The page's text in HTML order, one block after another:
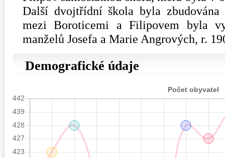
Další dvojtřídní škola byla
mezi Boroticemi a Filipovem byla
manželů Josefa a Marie Angrových, r.
Demografické údaje